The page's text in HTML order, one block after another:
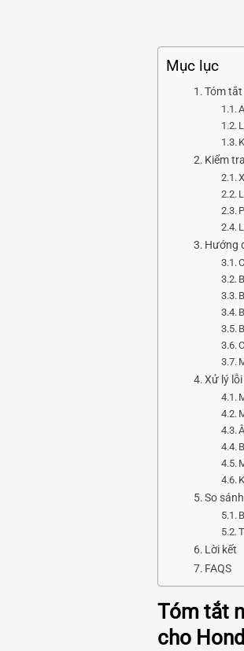
Mục lục
Tóm
Kiểm
Hướng
Xử lý
So
Lời kết
FAQS
Tóm tắt
cho